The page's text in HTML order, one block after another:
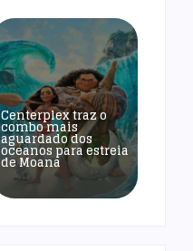
Centerplex traz o
combo mais
aguardado dos
oceanos para estreia
de Moana